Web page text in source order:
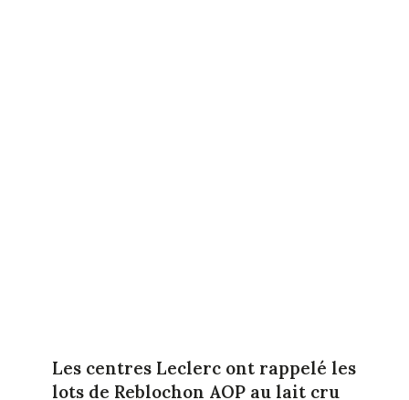
Les centres Leclerc ont rappelé les
lots de Reblochon AOP au lait cru